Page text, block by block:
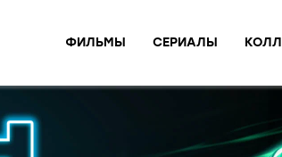
ФИЛЬМЫ СЕРИАЛЫ